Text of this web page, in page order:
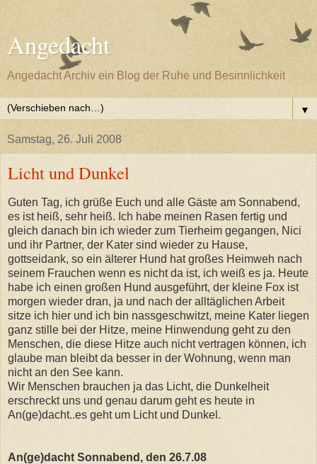
Angedacht
Angedacht Archiv ein Blog der Ruhe und Besinnlichkeit
▼
Samstag, 26. Juli 2008
Licht und Dunkel
Guten Tag, ich grüße Euch und alle Gäste am Sonnabend,
es ist heiß, sehr heiß. Ich habe meinen Rasen fertig und
gleich danach bin ich wieder zum Tierheim gegangen, Nici
und ihr Partner, der Kater sind wieder zu Hause,
gottseidank, so ein älterer Hund hat großes Heimweh nach
seinem Frauchen wenn es nicht da ist, ich weiß es ja. Heute
habe ich einen großen Hund ausgeführt, der kleine Fox ist
morgen wieder dran, ja und nach der alltäglichen Arbeit
sitze ich hier und ich bin nassgeschwitzt, meine Kater liegen
ganz stille bei der Hitze, meine Hinwendung geht zu den
Menschen, die diese Hitze auch nicht vertragen können, ich
glaube man bleibt da besser in der Wohnung, wenn man
nicht an den See kann.
Wir Menschen brauchen ja das Licht, die Dunkelheit
erschreckt uns und genau darum geht es heute in
An(ge)dacht..es geht um Licht und Dunkel.
An(ge)dacht Sonnabend, den 26.7.08